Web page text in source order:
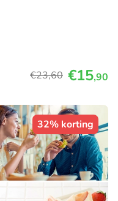
€23,60 €15,90
32% korting